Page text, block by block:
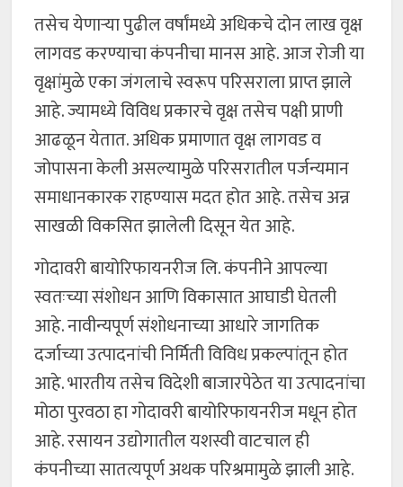
तसेच येणाऱ्या पुढील वर्षांमध्ये अधिकचे दोन लाख वृक्ष
लागवड करण्याचा कंपनीचा मानस आहे. आज रोजी या
वृक्षांमुळे एका जंगलाचे स्वरूप परिसराला प्राप्त झाले
आहे. ज्यामध्ये विविध प्रकारचे वृक्ष तसेच पक्षी प्राणी
आढळून येतात. अधिक प्रमाणात वृक्ष लागवड व
जोपासना केली असल्यामुळे परिसरातील पर्जन्यमान
समाधानकारक राहण्यास मदत होत आहे. तसेच अन्न
साखळी विकसित झालेली दिसून येत आहे.
गोदावरी बायोरिफायनरीज लि. कंपनीने आपल्या
स्वतःच्या संशोधन आणि विकासात आघाडी घेतली
आहे. नावीन्यपूर्ण संशोधनाच्या आधारे जागतिक
दर्जाच्या उत्पादनांची निर्मिती विविध प्रकल्पांतून होत
आहे. भारतीय तसेच विदेशी बाजारपेठेत या उत्पादनांचा
मोठा पुरवठा हा गोदावरी बायोरिफायनरीज मधून होत
आहे. रसायन उद्योगातील यशस्वी वाटचाल ही
कंपनीच्या सातत्यपूर्ण अथक परिश्रमामुळे झाली आहे.